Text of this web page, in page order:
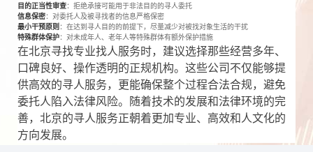
目的正当性审查：拒绝承接可能用于非法目的的寻人委托
信息保密：对委托人及被寻找者的信息严格保密
最小干预原则 ：在达到寻人目的的前提下，尽量减少对被找对象生活的干扰
特殊群体保护：对未成年人、老年人等特殊群体有额外保护措施
在北京寻找专业找人服务时，建议选择那些经营多年、
口碑良好、操作透明的正规机构。这些公司不仅能够提
供高效的寻人服务，更能确保整个过程合法合规，避免
委托人陷入法律风险。随着技术的发展和法律环境的完
善，北京的寻人服务正朝着更加专业、高效和人文化的
方向发展。